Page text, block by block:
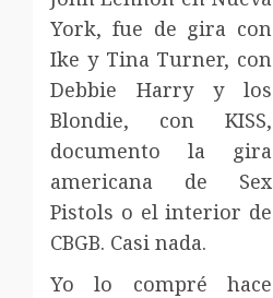
York, fue de gira con
Ike y Tina Turner, con
Debbie Harry y los
Blondie, con KISS,
documento la gira
americana de Sex
Pistols o el interior de
CBGB. Casi nada.
Yo lo compré hace